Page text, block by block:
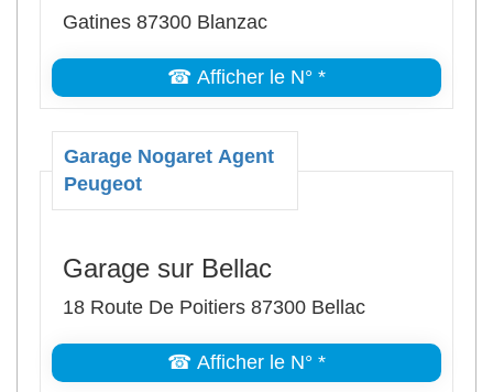
Gatines 87300 Blanzac
☎ Afficher le N° *
Garage Nogaret Agent
Peugeot
Garage sur Bellac
18 Route De Poitiers 87300 Bellac
☎ Afficher le N° *